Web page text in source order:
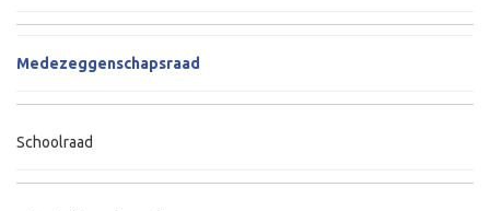
Medezeggenschapsraad
Schoolraad